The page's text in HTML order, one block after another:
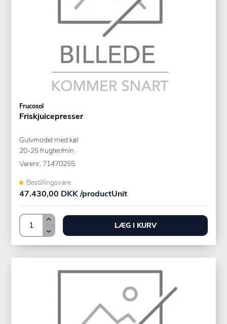
Frucosol
Friskjuicepresser
Gulvmodel med køl
20-25 frugter/min
Varenr. 71470255
Bestillingsvare
47.430,00 DKK /productUnit
LÆG I KURV